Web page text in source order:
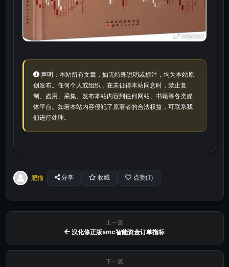
声明：本站所有文章，如无特殊说明或标注，均为本站原
创发布。任何个人或组织，在未征得本站同意时，禁止复
制、盗用、采集、发布本站内容到任何网站、书籍等各类媒
体平台。如若本站内容侵犯了原著者的合法权益，可联系我
们进行处理。
肥猫 分享 收藏 点赞(1)
上一篇
汉化修正版smc智能资金订单指标
下一篇